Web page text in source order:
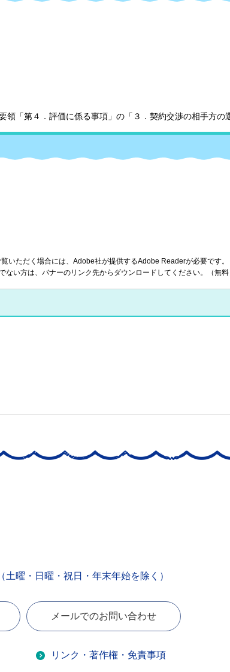
「第４．評価に係る事項」の「３．契約交渉の相手方の
いただく場合には、Adobe社が提供するAdobe Readerが必要です。
ない方は、バナーのリンク先からダウンロードしてください。（無
曜・日曜・祝日・年末年始を除く）
メールでのお問い合わせ
リンク・著作権・免責事項